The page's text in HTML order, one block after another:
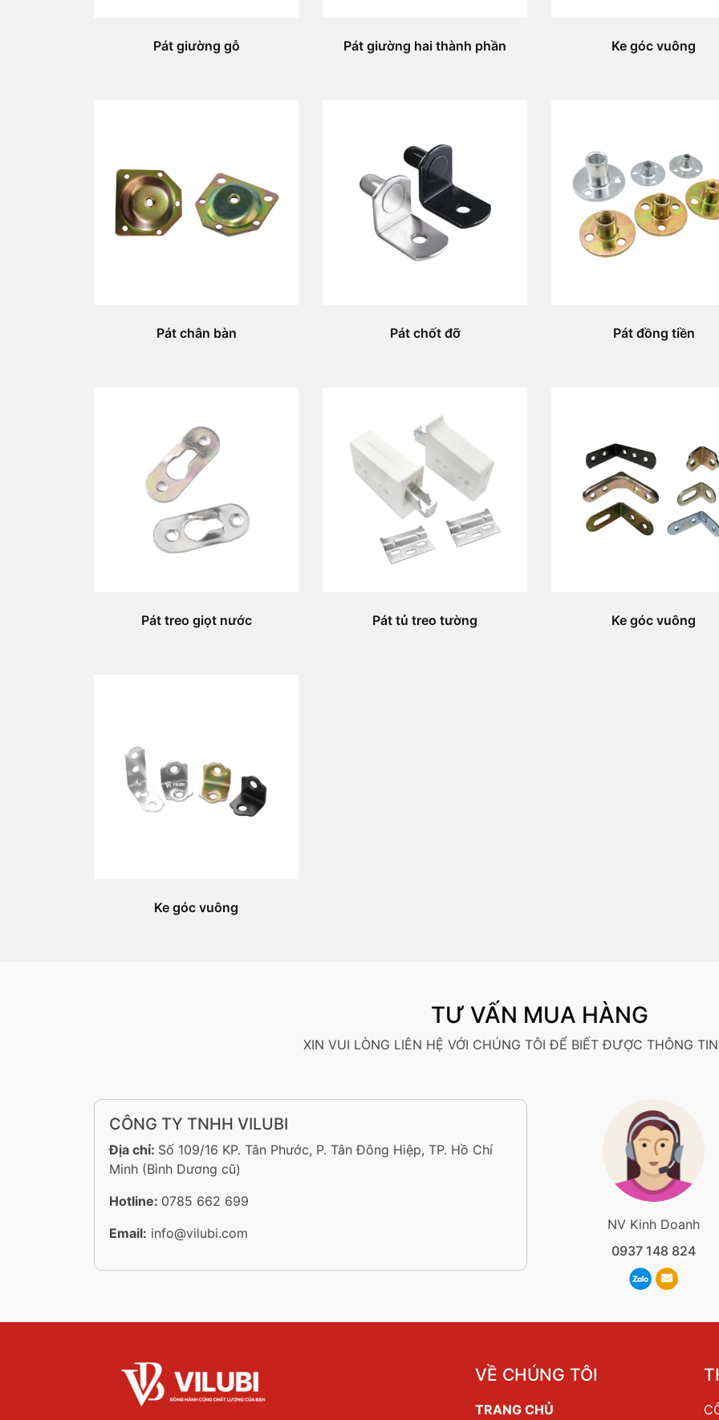
Pát giường gỗ Pát giường hai thành phần Ke góc vuông
Pát chân bàn Pát chốt đỡ Pát đồng tiền
Pát treo giọt nước Pát tủ treo tường Ke góc vuông
Ke góc vuông
TƯ VẤN MUA HÀNG
XIN VUI LÒNG LIÊN HỆ VỚI CHÚNG TÔI ĐỂ BIẾT ĐƯỢC THÔNG
CÔNG TY TNHH VILUBI
Địa chỉ: Số 109/16 KP. Tân Phước, P. Tân Đông Hiệp, TP. Hồ Chí
Minh (Bình Dương cũ)
Hotline: 0785 662 699
Email: info@vilubi.com
NV Kinh Doanh
0937 148 824
VỀ CHÚNG TÔI
TRANG CHỦ